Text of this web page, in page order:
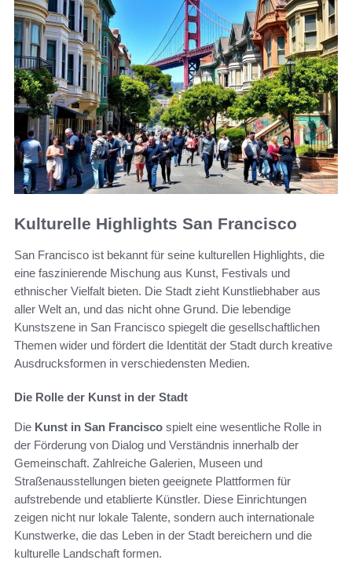
Kulturelle Highlights San Francisco
San Francisco ist bekannt für seine kulturellen Highlights, die
eine faszinierende Mischung aus Kunst, Festivals und
ethnischer Vielfalt bieten. Die Stadt zieht Kunstliebhaber aus
aller Welt an, und das nicht ohne Grund. Die lebendige
Kunstszene in San Francisco spiegelt die gesellschaftlichen
Themen wider und fördert die Identität der Stadt durch kreative
Ausdrucksformen in verschiedensten Medien.
Die Rolle der Kunst in der Stadt
Die Kunst in San Francisco spielt eine wesentliche Rolle in
der Förderung von Dialog und Verständnis innerhalb der
Gemeinschaft. Zahlreiche Galerien, Museen und
Straßenausstellungen bieten geeignete Plattformen für
aufstrebende und etablierte Künstler. Diese Einrichtungen
zeigen nicht nur lokale Talente, sondern auch internationale
Kunstwerke, die das Leben in der Stadt bereichern und die
kulturelle Landschaft formen.